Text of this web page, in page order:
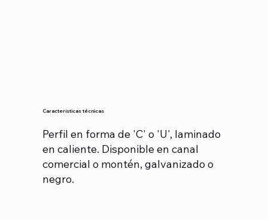
Características técnicas
Perfil en forma de 'C' o 'U', laminado
en caliente. Disponible en canal
comercial o montén, galvanizado o
negro.